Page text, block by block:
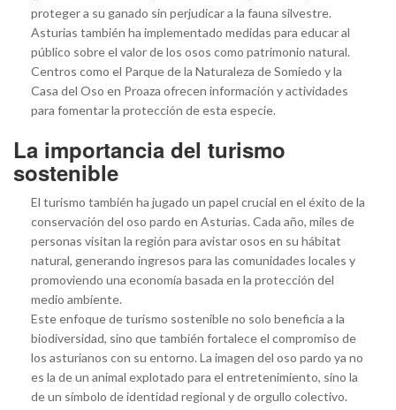
proteger a su ganado sin perjudicar a la fauna silvestre.
Asturias también ha implementado medidas para educar al
público sobre el valor de los osos como patrimonio natural.
Centros como el Parque de la Naturaleza de Somiedo y la
Casa del Oso en Proaza ofrecen información y actividades
para fomentar la protección de esta especie.
La importancia del turismo
sostenible
El turismo también ha jugado un papel crucial en el éxito de la
conservación del oso pardo en Asturias. Cada año, miles de
personas visitan la región para avistar osos en su hábitat
natural, generando ingresos para las comunidades locales y
promoviendo una economía basada en la protección del
medio ambiente.
Este enfoque de turismo sostenible no solo beneficia a la
biodiversidad, sino que también fortalece el compromiso de
los asturianos con su entorno. La imagen del oso pardo ya no
es la de un animal explotado para el entretenimiento, sino la
de un símbolo de identidad regional y de orgullo colectivo.